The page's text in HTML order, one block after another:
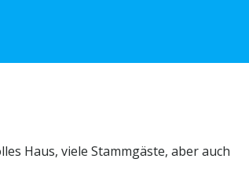
Haus, viele Stammgäste, aber auch